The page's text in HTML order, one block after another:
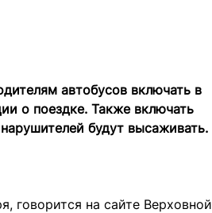
автобусов включать в
о поездке. Также включать
будут высаживать.
говорится на сайте Верховной